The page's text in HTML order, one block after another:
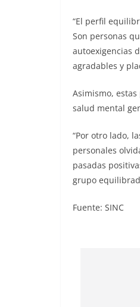
“El perfil
Son personas
autoexigencias
agradables y
Asimismo,
salud mental
“Por otro lado,
personales
pasadas
grupo
Fuente: SINC